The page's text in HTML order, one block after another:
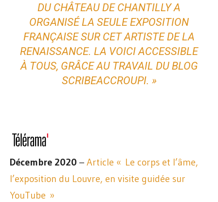
DU CHÂTEAU DE CHANTILLY A
ORGANISÉ LA SEULE EXPOSITION
FRANÇAISE SUR CET ARTISTE DE LA
RENAISSANCE. LA VOICI ACCESSIBLE
À TOUS, GRÂCE AU TRAVAIL DU BLOG
SCRIBEACCROUPI. »
Décembre 2020 – Article « Le corps et l’âme,
l’exposition du Louvre, en visite guidée sur
YouTube »